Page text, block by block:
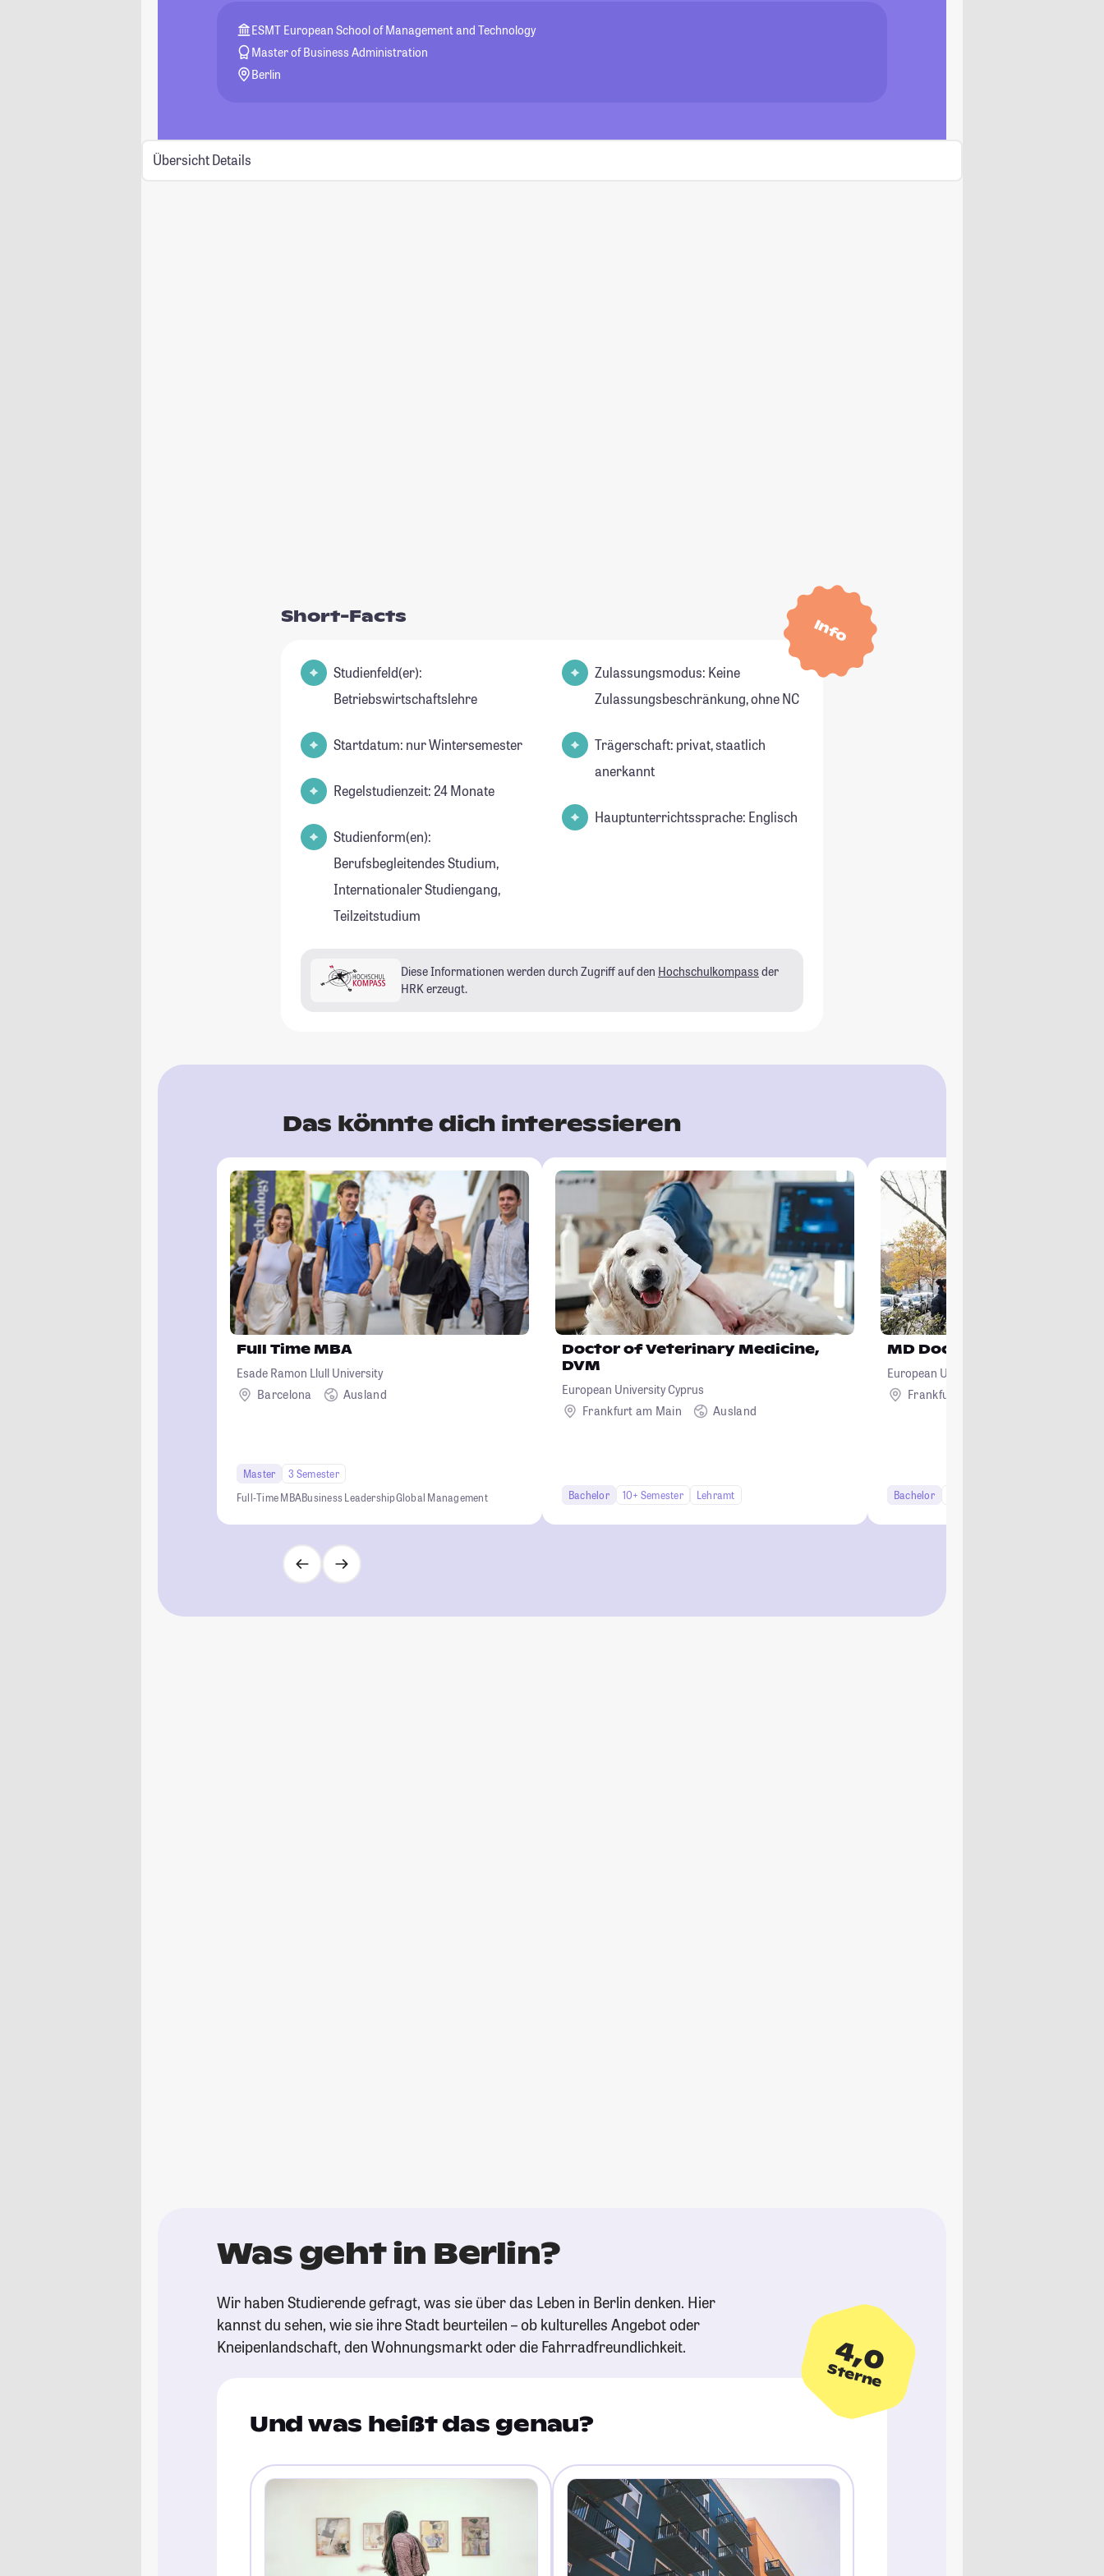
ESMT European School of Management and Technology
Master of Business Administration
Berlin
Übersicht Details
Info
Short-Facts
Studienfeld(er):
Betriebswirtschaftslehre
Startdatum: nur Wintersemester
Regelstudienzeit: 24 Monate
Studienform(en):
Berufsbegleitendes Studium,
Internationaler Studiengang,
Teilzeitstudium
Zulassungsmodus: Keine
Zulassungsbeschränkung, ohne NC
Trägerschaft: privat, staatlich
anerkannt
Hauptunterrichtssprache: Englisch
Diese Informationen werden durch Zugriff auf den Hochschulkompass der
HRK erzeugt.
Das könnte dich interessieren
Full Time MBA
Esade Ramon Llull University
Barcelona
Ausland
Master
3 Semester
Full‑Time MBABusiness LeadershipGlobal Management
Doctor of Veterinary Medicine,
DVM
European University Cyprus
Frankfurt am Main
Ausland
Bachelor 10+ Semester Lehramt
MD Doctor of Medicine
European University Cyprus
Frankfurt am Main
Bachelor
Was geht in Berlin?
Wir haben Studierende gefragt, was sie über das Leben in Berlin denken. Hier
kannst du sehen, wie sie ihre Stadt beurteilen – ob kulturelles Angebot oder
Kneipenlandschaft, den Wohnungsmarkt oder die Fahrradfreundlichkeit.
4,0
Sterne
Und was heißt das genau?